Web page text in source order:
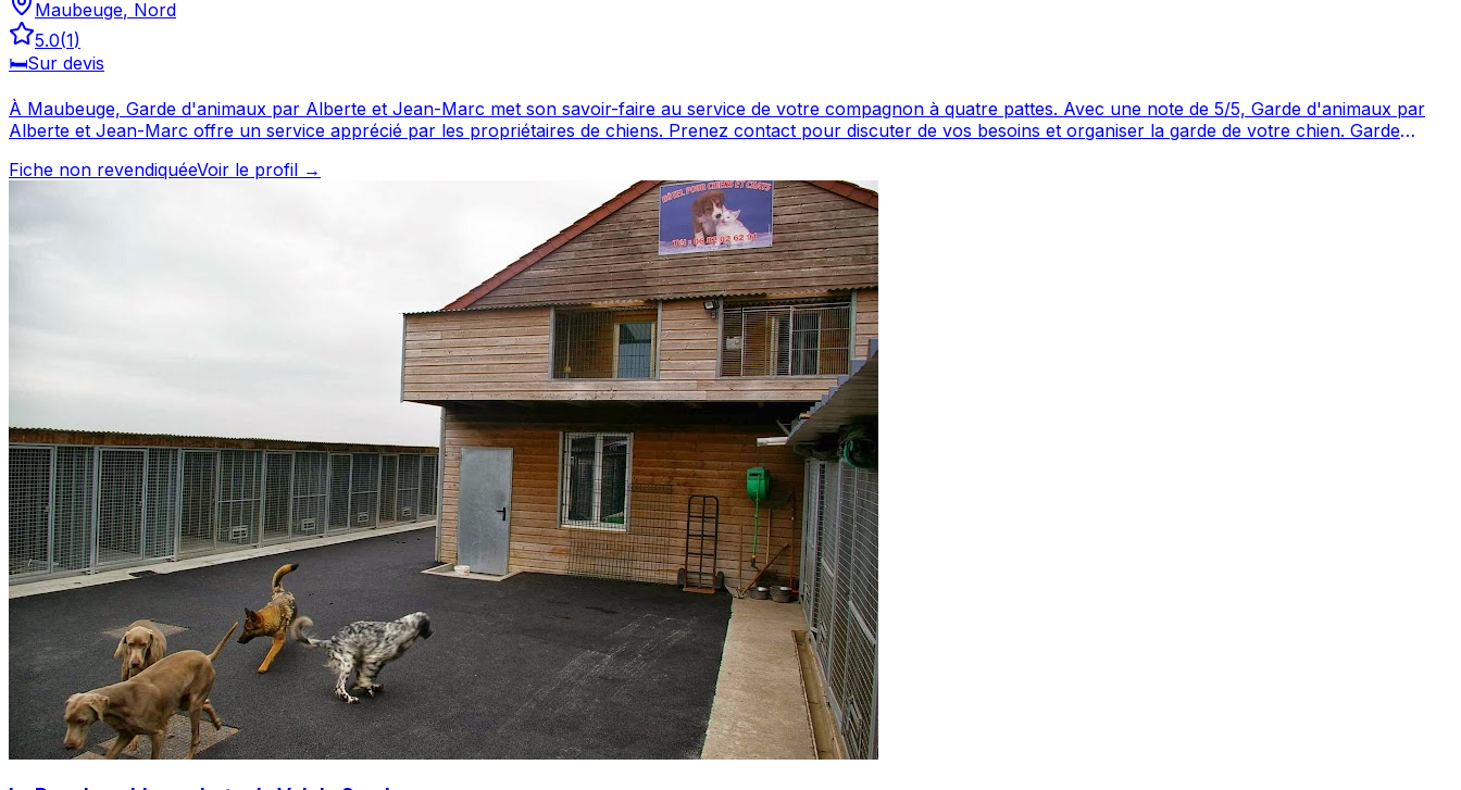
Maubeuge, Nord
5.0(1)
🛏️Sur devis
À Maubeuge, Garde d'animaux par Alberte et Jean-Marc met son savoir-faire au service de votre compagnon à quatre pattes. Avec une note de 5/5, Garde d'animaux par
Alberte et Jean-Marc offre un service apprécié par les propriétaires de chiens. Prenez contact pour discuter de vos besoins et organiser la garde de votre chien. Garde
Fiche non revendiquéeVoir le profil →